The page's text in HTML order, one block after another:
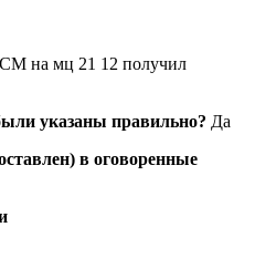
на мц 21 12 получил
указаны правильно? Да
в оговоренные